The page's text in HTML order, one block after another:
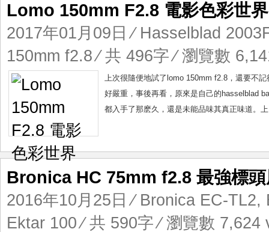
Lomo 150mm F2.8 電影色彩世界
2017年01月09日 ⁄ Hasselblad
150mm f2.8⁄ 共 496字 ⁄ 瀏覽數
上次很隨便地試了lomo 150mm f2.8，還要不
好嚴重，事後再看，原來是自己的hasselblad
都入手了那麽久，還是未能品味其真正味道。
Bronica HC 75mm f2.8 最強標
2016年10月25日 ⁄ Bronica EC-TL2,
Ektar 100⁄ 共 590字 ⁄ 瀏覽數 7,624